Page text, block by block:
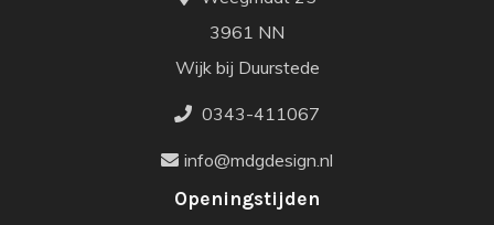
3961 NN
Wijk bij Duurstede
0343-411067
info@mdgdesign.nl
Openingstijden